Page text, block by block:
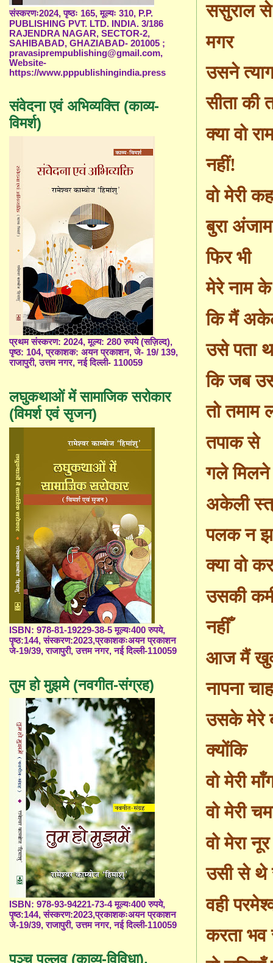
ससुराल से
मगर
उसने
सीता की
क्या वो
नहीं!
वो मेरी
बुरा
फिर भी
मेरे नाम
कि मैं
उसे पता
कि जब
तो तमाम
तपाक से
गले
अकेली
पलक न
क्या वो
उसकी
नहीँ
आज मैं
नापना
उसके मेरे
क्योंकि
वो मेरी
वो मेरी
वो मेरा
उसी से थे
वही
करता भव
संस्करणः2024, पृष्ठः 165, मूल्यः 310, P.P.
PUBLISHING PVT. LTD. INDIA. 3/186
RAJENDRA NAGAR, SECTOR-2,
SAHIBABAD, GHAZIABAD- 201005 ;
pravasiprempublishing@gmail.com,
Website-
https://www.pppublishingindia.press
संवेदना एवं अभिव्यक्ति (काव्य-
विमर्श)
प्रथम संस्करण: 2024, मूल्य: 280 रुपये (सज़िल्द),
पृष्ठ: 104, प्रकाशक: अयन प्रकाशन, जे- 19/ 139,
राजापुरी, उत्तम नगर, नई दिल्ली- 110059
लघुकथाओं में सामाजिक सरोकार
(विमर्श एवं सृजन)
ISBN: 978-81-19229-38-5 मूल्यः400 रुपये,
पृष्ठ:144, संस्करण:2023,प्रकाशकःअयन प्रकाशन
जे-19/39, राजापुरी, उत्तम नगर, नई दिल्ली-110059
तुम हो मुझमे (नवगीत-संग्रह)
ISBN: 978-93-94221-73-4 मूल्यः400 रुपये,
पृष्ठ:144, संस्करण:2023,प्रकाशकःअयन प्रकाशन
जे-19/39, राजापुरी, उत्तम नगर, नई दिल्ली-110059
पञ्च पल्लव (काव्य-विविधा),